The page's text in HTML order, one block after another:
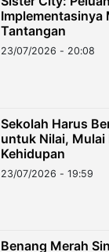
Implementasinya
Tantangan
23/07/2026 - 20:08
Sekolah Harus
untuk Nilai,
Kehidupan
23/07/2026 - 19:59
Benang Merah